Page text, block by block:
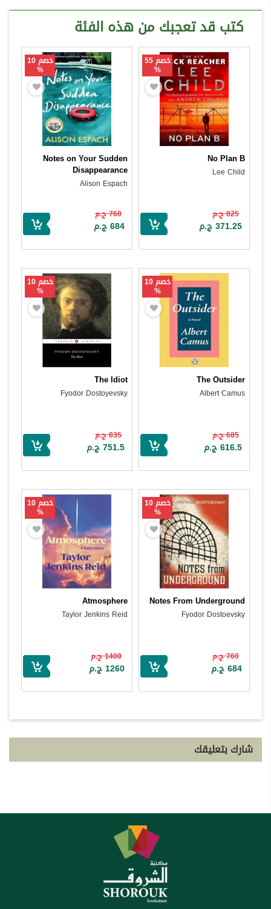
كتب قد تعجبك من هذه الفئة
خصم 55
%
No Plan B
Lee Child
825 ج.م
371.25 ج.م
خصم 10
%
Notes on Your Sudden
Disappearance
Alison Espach
760 ج.م
684 ج.م
خصم 10
%
The Outsider
Albert Camus
685 ج.م
616.5 ج.م
خصم 10
%
The Idiot
Fyodor Dostoyevsky
835 ج.م
751.5 ج.م
خصم 10
%
Notes From Underground
Fyodor Dostoevsky
760 ج.م
684 ج.م
خصم 10
%
Atmosphere
Taylor Jenkins Reid
1400 ج.م
1260 ج.م
شارك بتعليقك